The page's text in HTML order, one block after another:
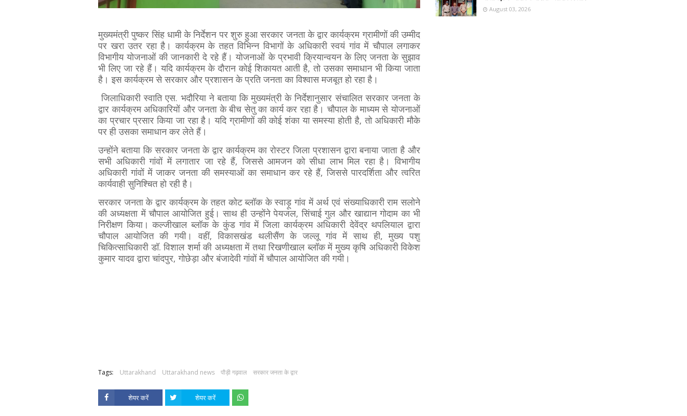
मुख्यमंत्री पुष्कर सिंह धामी के निर्देशन पर शुरु हुआ सरकार जनता के द्वार कार्यक्रम ग्रामीणों की उम्मीद
पर खरा उतर रहा है। कार्यक्रम के तहत विभिन्न विभागों के अधिकारी स्वयं गांव में चौपाल लगाकर
विभागीय योजनाओं की जानकारी दे रहे हैं। योजनाओं के प्रभावी क्रियान्वयन के लिए जनता के सुझाव
भी लिए जा रहे हैं। यदि कार्यक्रम के दौरान कोई शिकायत आती है, तो उसका समाधान भी किया जाता
है। इस कार्यक्रम से सरकार और प्रशासन के प्रति जनता का विश्वास मजबूत हो रहा है।
जिलाधिकारी स्वाति एस. भदौरिया ने बताया कि मुख्यमंत्री के निर्देशानुसार संचालित सरकार जनता के
द्वार कार्यक्रम अधिकारियों और जनता के बीच सेतु का कार्य कर रहा है। चौपाल के माध्यम से योजनाओं
का प्रचार प्रसार किया जा रहा है। यदि ग्रामीणों की कोई शंका या समस्या होती है, तो अधिकारी मौके
पर ही उसका समाधान कर लेते हैं।
उन्होंने बताया कि सरकार जनता के द्वार कार्यक्रम का रोस्टर जिला प्रशासन द्वारा बनाया जाता है और
सभी अधिकारी गांवों में लगातार जा रहे हैं, जिससे आमजन को सीधा लाभ मिल रहा है। विभागीय
अधिकारी गांवों में जाकर जनता की समस्याओं का समाधान कर रहे हैं, जिससे पारदर्शिता और त्वरित
कार्यवाही सुनिश्चित हो रही है।
सरकार जनता के द्वार कार्यक्रम के तहत कोट ब्लॉक के स्वाड़ू गांव में अर्थ एवं संख्याधिकारी राम सलोने
की अध्यक्षता में चौपाल आयोजित हुई। साथ ही उन्होंने पेयजल, सिंचाई गुल और खाद्यान गोदाम का भी
निरीक्षण किया। कल्जीखाल ब्लॉक के कुंड गांव में जिला कार्यक्रम अधिकारी देवेंद्र थपलियाल द्वारा
चौपाल आयोजित की गयी। वहीं, विकासखंड थलीसैंण के जल्लू गांव में साथ ही, मुख्य पशु
चिकित्साधिकारी डॉ. विशाल शर्मा की अध्यक्षता में तथा रिखणीखाल ब्लॉक में मुख्य कृषि अधिकारी विकेश
कुमार यादव द्वारा चांदपुर, गोछेड़ा और बंजादेवी गांवों में चौपाल आयोजित की गयी।
Tags: Uttarakhand Uttarakhand news पौड़ी गढ़वाल सरकार जनता के द्वार
शेयर करें शेयर करें
August 03, 2026